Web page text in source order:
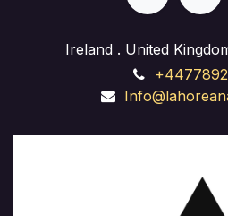
Ireland . United